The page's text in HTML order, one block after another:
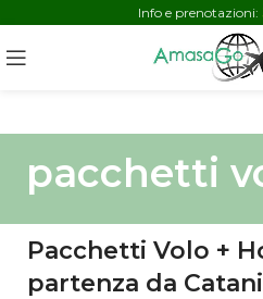
Info e prenotazioni:
pacchetti
Pacchetti Volo +
partenza da